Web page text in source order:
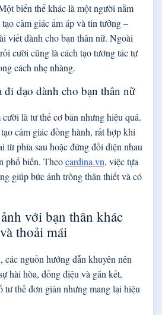
biến thể khác là một người nằm
cảm giác ấm áp và tin tưởng –
viết dành cho bạn thân nữ. Ngoài
cười cũng là cách tạo tương tác tự
cách nhẹ nhàng.
đi dạo dành cho bạn thân nữ
là tư thế cơ bản nhưng hiệu quả.
cảm giác đồng hành, rất hợp khi
từ phía sau hoặc đứng đối diện nhau
phổ biến. Theocardina.vn, việc tựa
giúp bức ảnh trông thân thiết và có
với bạn thân khác
thoải mái
nguồn hướng dẫn khuyên nên
hài hòa, đồng điệu và gắn kết,
tư thế đơn giản nhưng mang lại hiệu